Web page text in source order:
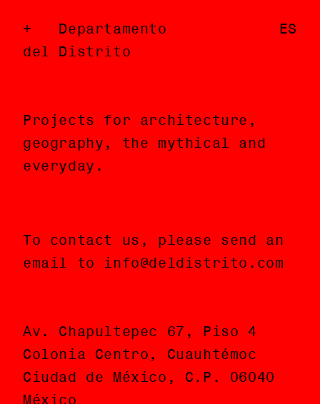
Departamento
del Distrito
Departamento
del Distrito
ES
Projects for architecture,
geography, the mythical and
everyday.
Proyectos de arquitectura,
geografía, lo mítico y lo
cotidiano.
To contact us, please send an
email to info@deldistrito.com
Para contactarnos, por favor
envíe un correo a
Av. Chapultepec 67, Piso 4
Colonia Centro, Cuauhtémoc
Ciudad de México, C.P. 06040
México
Av. Chapultepec 67, Piso 4
Colonia Centro, Cuauhtémoc
Ciudad de México, C.P. 06040
México